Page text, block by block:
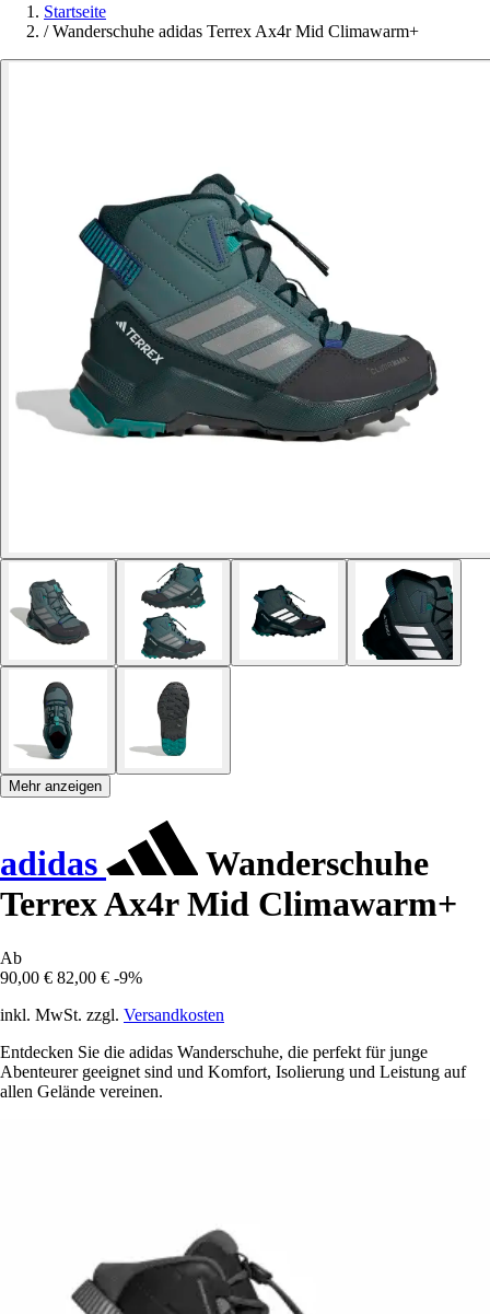
Startseite
/ Wanderschuhe adidas Terrex Ax4r Mid Climawarm+
Mehr anzeigen
adidas
Wanderschuhe
Terrex Ax4r Mid Climawarm+
Ab
90,00 € 82,00 € -9%
inkl. MwSt. zzgl. Versandkosten
Entdecken Sie die adidas Wanderschuhe, die perfekt für junge
Abenteurer geeignet sind und Komfort, Isolierung und Leistung auf
allen Gelände vereinen.